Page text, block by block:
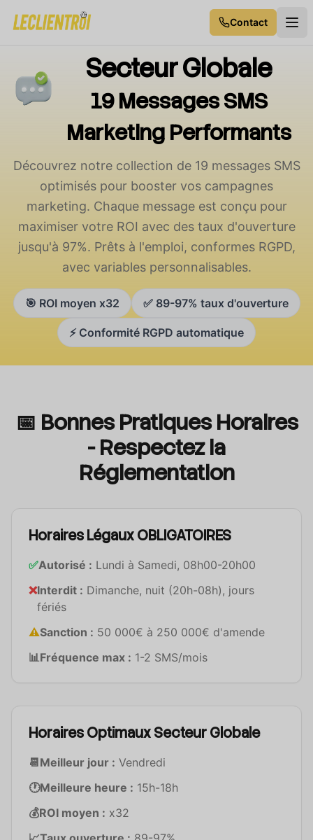
Contact
Secteur Globale
19 Messages SMS
Marketing Performants
Découvrez notre collection de 19 messages SMS
optimisés pour booster vos campagnes
marketing. Chaque message est conçu pour
maximiser votre ROI avec des taux d'ouverture
jusqu'à 97%. Prêts à l'emploi, conformes RGPD,
avec variables personnalisables.
🎯 ROI moyen x32 ✅ 89-97% taux d'ouverture
⚡ Conformité RGPD automatique
📅 Bonnes Pratiques Horaires
- Respectez la
Réglementation
Horaires Légaux OBLIGATOIRES
✅Autorisé : Lundi à Samedi, 08h00-20h00
❌Interdit : Dimanche, nuit (20h-08h), jours
fériés
⚠️Sanction : 50 000€ à 250 000€ d'amende
📊Fréquence max : 1-2 SMS/mois
Horaires Optimaux Secteur Globale
📆Meilleur jour : Vendredi
🕐Meilleure heure : 15h-18h
💰ROI moyen : x32